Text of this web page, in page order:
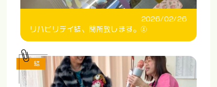
2026/02/26
リハビリデイ結、閉所致します。④
結